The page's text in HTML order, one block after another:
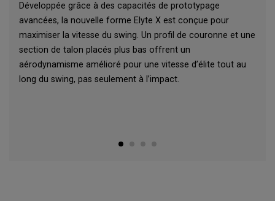
Développée grâce à des capacités de prototypage
avancées, la nouvelle forme Elyte X est conçue pour
maximiser la vitesse du swing. Un profil de couronne et une
section de talon placés plus bas offrent un
aérodynamisme amélioré pour une vitesse d’élite tout au
long du swing, pas seulement à l’impact.